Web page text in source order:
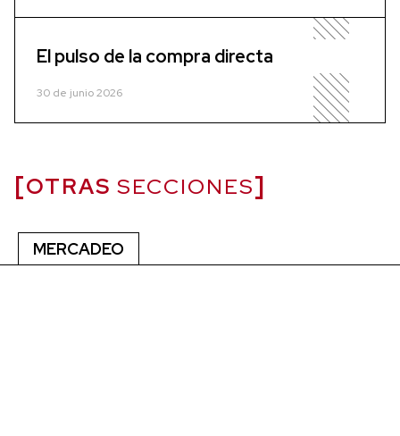
El pulso de la compra directa
30 de junio 2026
OTRAS SECCIONES
MERCADEO